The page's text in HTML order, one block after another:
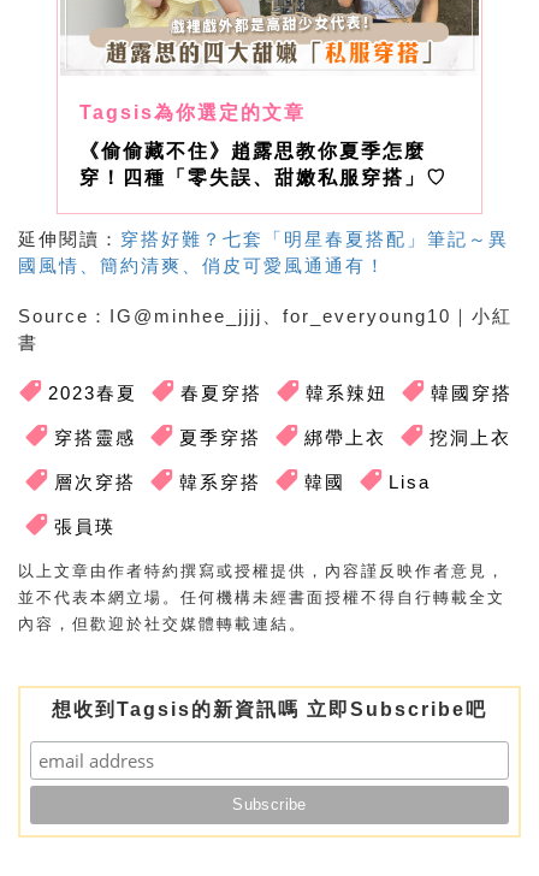
《偷偷藏不住》趙露思教你夏季怎麼
穿！四種「零失誤、甜嫩私服穿搭」♡
延伸閱讀： 穿搭好難？七套「明星春夏搭配」筆記～異
國風情、簡約清爽、俏皮可愛風通通有！
Source ： IG@minhee_jjjj、for_everyoung10 ｜ 小紅
書
2023春夏 春夏穿搭 韓系辣妞 韓國穿搭
穿搭靈感 夏季穿搭 綁帶上衣 挖洞上衣
層次穿搭 韓系穿搭 韓國 Lisa
張員瑛
以上文章由作者特約撰寫或授權提供，內容謹反映作者意見，
並不代表本網立場。任何機構未經書面授權不得自行轉載全文
內容，但歡迎於社交媒體轉載連結。
想收到Tagsis的新資訊嗎 立即Subscribe吧